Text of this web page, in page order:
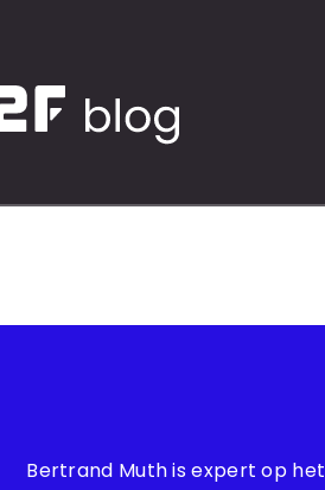
Bertrand Muth is expert op